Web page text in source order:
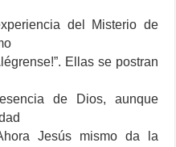
del Misterio de
Ellas se postran
de Dios, aunque
Jesús mismo da la